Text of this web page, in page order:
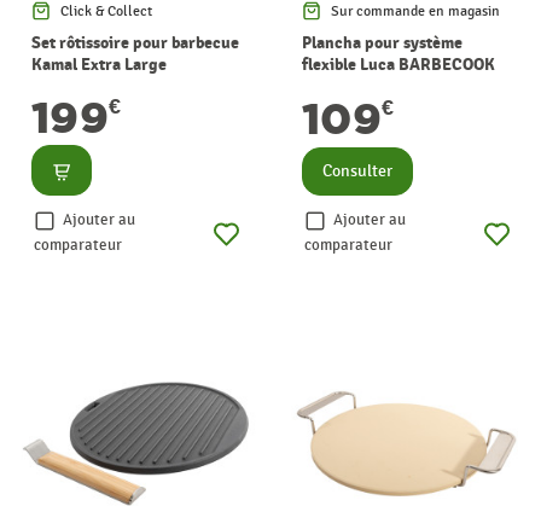
Click & Collect
Set rôtissoire pour barbecue
Kamal Extra Large
199€
Consulter
Ajouter au
comparateur
Sur commande en magasin
Plancha pour système
flexible Luca BARBECOOK
109€
Consulter
Ajouter au
comparateur